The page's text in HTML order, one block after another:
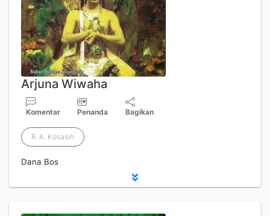
Arjuna Wiwaha
Komentar Penanda Bagikan
R. A. Kosasih
Dana Bos